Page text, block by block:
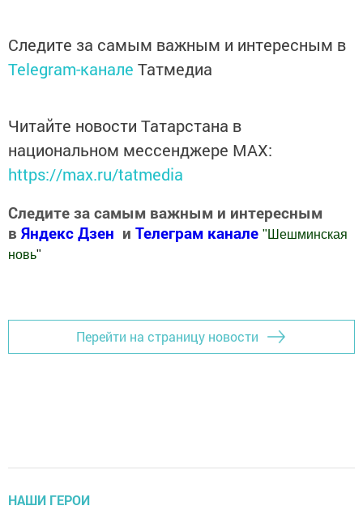
Следите за самым важным и интересным в
Telegram-канале Татмедиа
Читайте новости Татарстана в
национальном мессенджере MАХ:
https://max.ru/tatmedia
Следите за самым важным и интересным
в Яндекс Дзен и Телеграм канале " Шешминская
новь"
Перейти на страницу новости
НАШИ ГЕРОИ